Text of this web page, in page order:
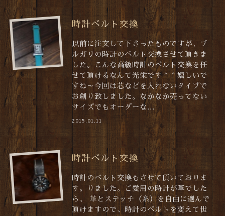
時計ベルト交換
以前に注文して下さったものですが、ブ
ルガリの時計のベルト交換させて頂きま
した。こんな高級時計のベルト交換を任
せて頂けるなんて光栄です＾＾嬉しいで
すね～今回は芯などを入れないタイプで
お創り致しました。なかなか売ってない
サイズでもオーダーな...
2015.01.11
時計ベルト交換
時計のベルト交換もさせて頂いておりま
す。りました。ご愛用の時計が革でした
ら、 革とステッチ（糸）を自由に選んで
頂けますので、時計のベルトを変えて世